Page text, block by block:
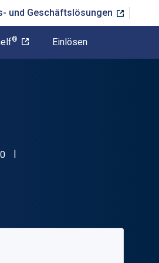
und Geschäftslösungen
® Einlösen
"ISBN-13 9780822344650"